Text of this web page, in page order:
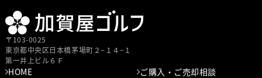
〒103-0025
東京都中央区⽇本橋茅場町２−１４−１
第⼀井上ビル６Ｆ
HOME
ご購入・ご売却相談